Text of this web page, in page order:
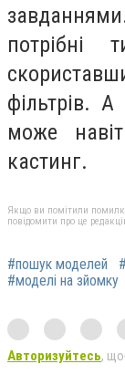
потрібні
фільтрів.
може
кастинг.
Якщо ви помітили
повідомити про це
#пошук моделей
#моделі на зйомку
Авторизуйтесь,